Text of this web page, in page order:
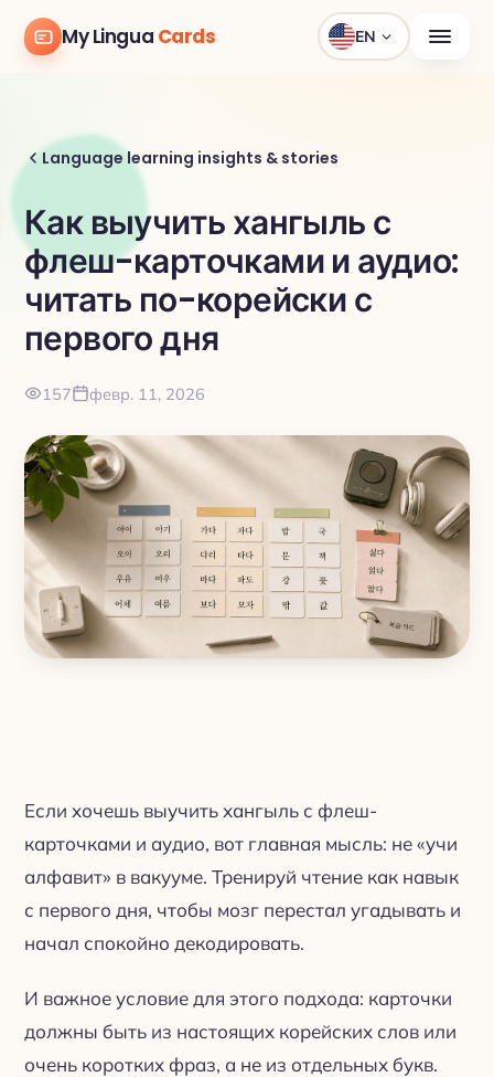
My Lingua Cards EN
Language learning insights & stories
Как выучить хангыль с
флеш-карточками и аудио:
читать по-корейски с
первого дня
157 февр. 11, 2026
Если хочешь выучить хангыль с флеш-
карточками и аудио, вот главная мысль: не «учи
алфавит» в вакууме. Тренируй чтение как навык
с первого дня, чтобы мозг перестал угадывать и
начал спокойно декодировать.
И важное условие для этого подхода: карточки
должны быть из настоящих корейских слов или
очень коротких фраз, а не из отдельных букв.